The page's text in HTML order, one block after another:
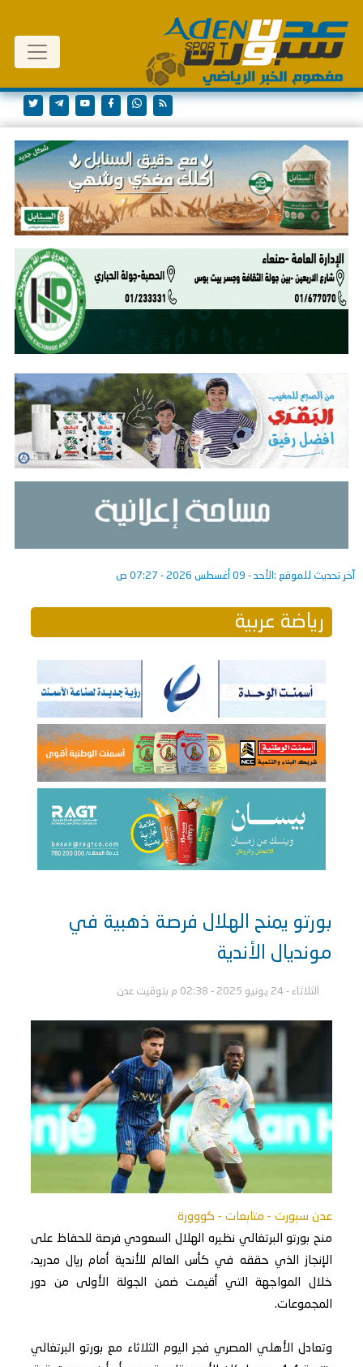
آخر تحديث للموقع : الأحد - 09 أغسطس 2026 - 07:27 ص
رياضة عربية
بورتو يمنح الهلال فرصة ذهبية في
مونديال الأندية
الثلاثاء - 24 يونيو 2025 - 02:38 م بتوقيت عدن
عدن سبورت - متابعات - كووورة
منح بورتو البرتغالي نظيره الهلال السعودي فرصة للحفاظ على
الإنجاز الذي حققه في كأس العالم للأندية أمام ريال مدريد،
خلال المواجهة التي أقيمت ضمن الجولة الأولى من دور
المجموعات.
وتعادل الأهلي المصري فجر اليوم الثلاثاء مع بورتو البرتغالي